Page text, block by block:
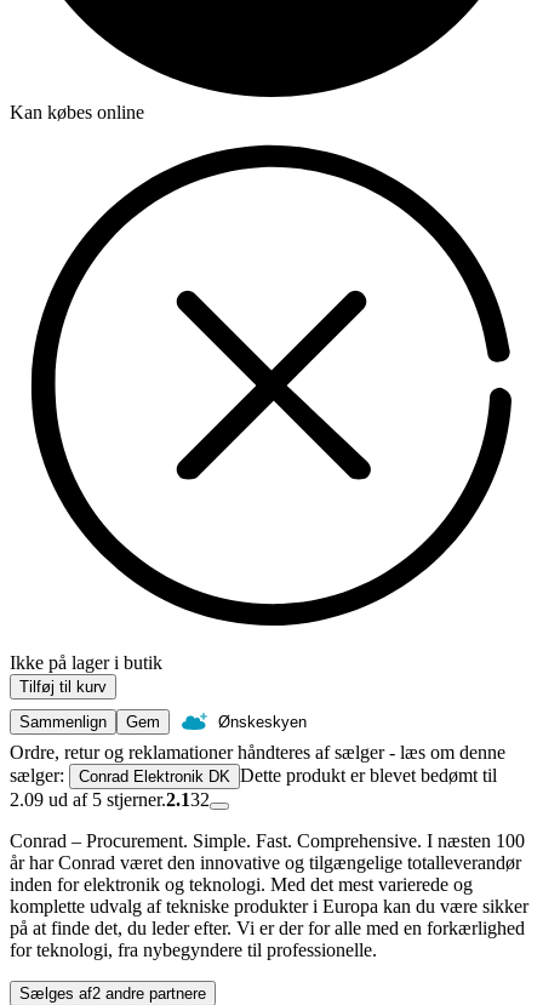
Kan købes online
Ikke på lager i butik
Tilføj til kurv
Sammenlign
Gem Ønskeskyen
Ordre, retur og reklamationer håndteres af sælger - læs om denne
sælger:
Conrad Elektronik DK Dette produkt er blevet bedømt til
2.09 ud af 5 stjerner.2.132
Conrad – Procurement. Simple. Fast. Comprehensive. I næsten 100
år har Conrad været den innovative og tilgængelige totalleverandør
inden for elektronik og teknologi. Med det mest varierede og
komplette udvalg af tekniske produkter i Europa kan du være sikker
på at finde det, du leder efter. Vi er der for alle med en forkærlighed
for teknologi, fra nybegyndere til professionelle.
Sælges af2 andre partnere